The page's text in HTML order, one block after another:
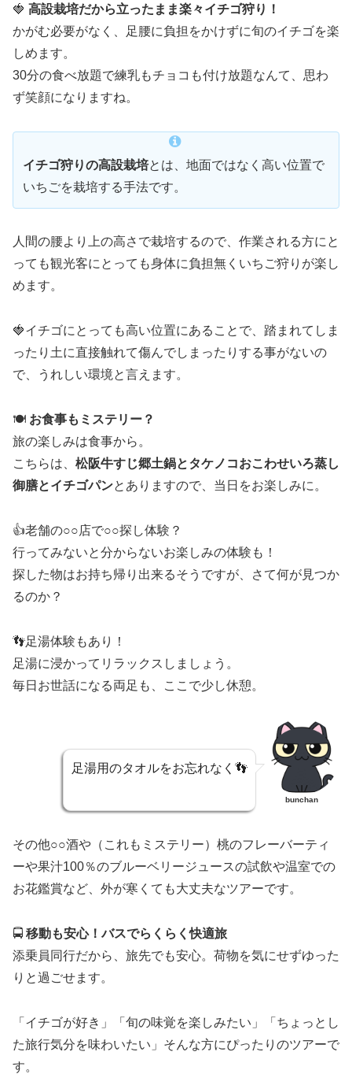
🍓 高設栽培だから立ったまま楽々イチゴ狩り！
かがむ必要がなく、足腰に負担をかけずに旬のイチゴを楽
しめます。
30分の食べ放題で練乳もチョコも付け放題なんて、思わ
ず笑顔になりますね。
イチゴ狩りの高設栽培とは、地面ではなく高い位置で
いちごを栽培する手法です。
人間の腰より上の高さで栽培するので、作業される方にと
っても観光客にとっても身体に負担無くいちご狩りが楽し
めます。
🍓イチゴにとっても高い位置にあることで、踏まれてしま
ったり土に直接触れて傷んでしまったりする事がないの
で、うれしい環境と言えます。
🍽️ お食事もミステリー？
旅の楽しみは食事から。
こちらは、 松阪牛すじ郷土鍋とタケノコおこわせいろ蒸し
御膳とイチゴパンとありますので、当日をお楽しみに。
👍老舗の○○店で○○探し体験？
行ってみないと分からないお楽しみの体験も！
探した物はお持ち帰り出来るそうですが、さて何が見つか
るのか？
👣足湯体験もあり！
足湯に浸かってリラックスしましょう。
毎日お世話になる両足も、ここで少し休憩。
足湯用のタオルをお忘れなく👣
bunchan
その他○○酒や（これもミステリー）桃のフレーバーティ
ーや果汁100％のブルーベリージュースの試飲や温室での
お花鑑賞など、外が寒くても大丈夫なツアーです。
🚍 移動も安心！バスでらくらく快適旅
添乗員同行だから、旅先でも安心。荷物を気にせずゆった
りと過ごせます。
「イチゴが好き」「旬の味覚を楽しみたい」「ちょっとし
た旅行気分を味わいたい」そんな方にぴったりのツアーで
す。